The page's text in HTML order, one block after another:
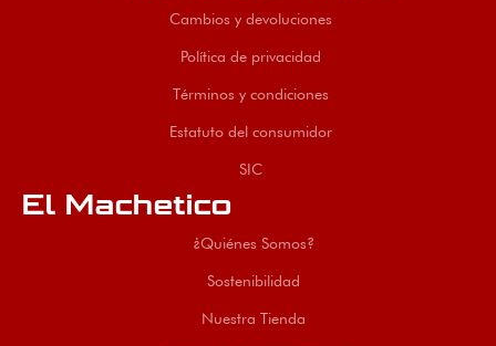
Cambios y devoluciones
Política de privacidad
Términos y condiciones
Estatuto del consumidor
SIC
El Machetico
¿Quiénes Somos?
Sostenibilidad
Nuestra Tienda